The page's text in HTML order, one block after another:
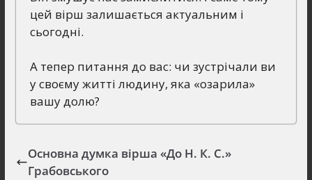
цей вірш залишається актуальним і
сьогодні.
А тепер питання до вас: чи зустрічали ви
у своєму житті людину, яка «озарила»
вашу долю?
Основна думка вірша «До Н. К. С.»
Грабовського